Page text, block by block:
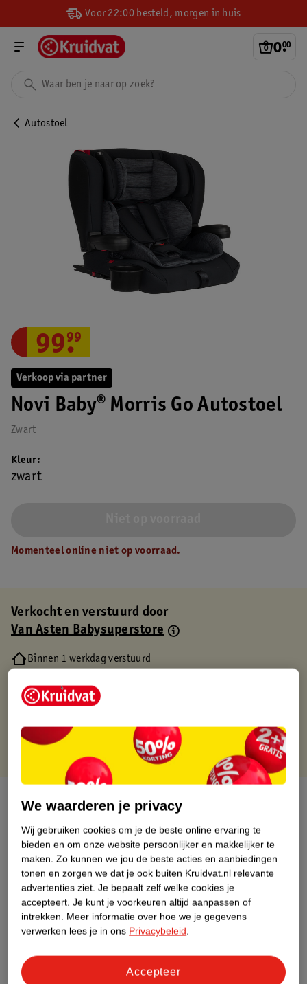
Voor 22:00 besteld, morgen in huis
0.
00
Autostoel
Verkoop via partner
Novi Baby® Morris Go Autostoel
Zwart
99.
99
Kleur
zwart
Momenteel online niet op voorraad.
Verkocht en verstuurd door
Van Asten Babysuperstore
Binnen 1 werkdag verstuurd
Gratis retourneren via verkooppartner.
Gratis punten met je Kruidvat kaart
Over dit product
Productinformatie
Nature Impact Score
Dit product heeft (nog) geen Nature
Impact Score.
Meer informatie
Bestel & Bezorginformatie
We waarderen je privacy
Wij gebruiken cookies om je de beste online ervaring te
bieden en om onze website persoonlijker en makkelijker te
maken. Zo kunnen we jou de beste acties en aanbiedingen
tonen en zorgen we dat je ook buiten Kruidvat.nl relevante
advertenties ziet. Je bepaalt zelf welke cookies je
accepteert. Je kunt je voorkeuren altijd aanpassen of
intrekken. Meer informatie over hoe we je gegevens
verwerken lees je in ons Privacybeleid.
Accepteer